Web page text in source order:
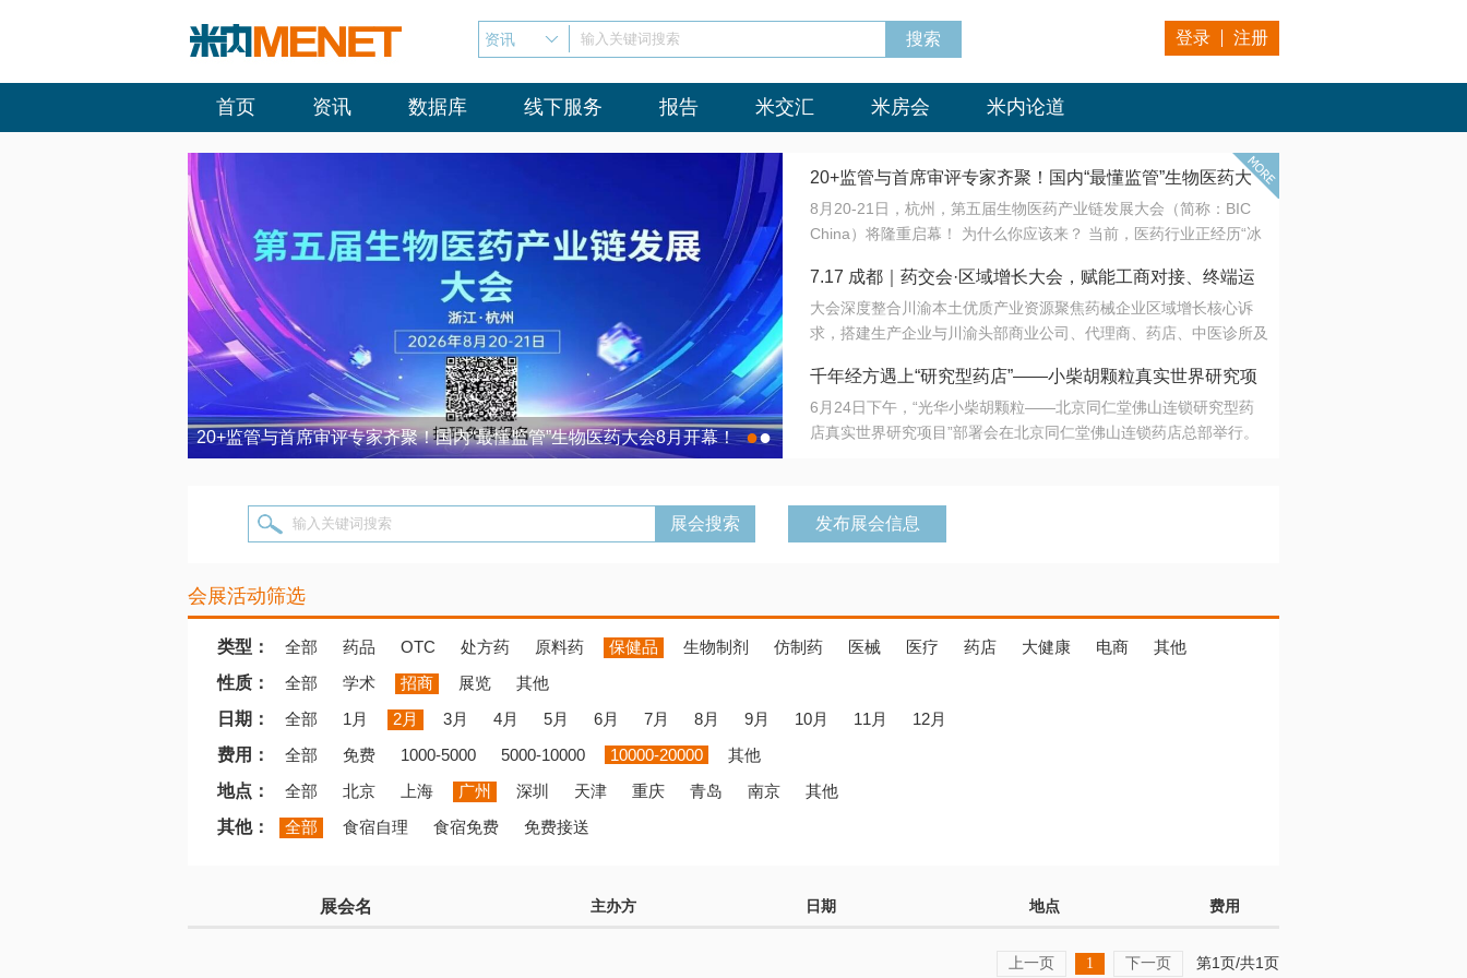
资讯 输入关键词搜索 登录 注册
首页 资讯 数据库 线下服务 报告 米交汇 米房会 米内论道
20+监管与首席审评专家齐聚！国内“最懂监管”生物医药大会8月开幕！ 7.17 成都｜药交会·区域增长大会，赋能工商对接、终端运营
●●
20+监管与首席审评专家齐聚！国内“最懂监管”生物医药大
会8月开幕！
8月20-21日，杭州，第五届生物医药产业链发展大会（简称：BIC
China）将隆重启幕！ 为什么你应该来？ 当前，医药行业正经历“冰
法正重新定义研发效率；另一端是创新药“最后一公里”的支付与入院
难题，呼唤更成熟的产业生态。 同质化“内卷”已无出路，全产业链协
同与出海能力建设才是破局关键。 本届大会以 “重构生态，定义未
算力突围；从中药创新、复杂药物制剂、CGT、多肽与小核酸的技
术攻坚，到CDMO的柔性智造。 我们致力于打破壁垒，让“实验
室”与“生产线”、“研发端”与“支付端”深度对话，更让监管、产业、资
7.17 成都｜药交会·区域增长大会，赋能工商对接、终端运
营
大会深度整合川渝本土优质产业资源聚焦药械企业区域增长核心诉
求，搭建生产企业与川渝头部商业公司、代理商、药店、中医诊所及
域增量份额夯实西南市场战略布局
千年经方遇上“研究型药店”——小柴胡颗粒真实世界研究项
目在北京同仁堂佛山连锁启动
6月24日下午，“光华小柴胡颗粒——北京同仁堂佛山连锁研究型药
店真实世界研究项目”部署会在北京同仁堂佛山连锁药店总部举行。
输入关键词搜索 发布展会信息
会展活动筛选
类型： 全部 药品 OTC 处方药 原料药 保健品 生物制剂 仿制药 医械 医疗 药店 大健康 电商
其他
性质：
全部 学术 招商 展览
其他
日期：
全部 1月 2月 3月 4月 5月 6月 7月 8月 9月 10月 11月
12月
费用：
全部 免费 1000-5000 5000-10000 10000-20000
其他
地点：
全部 北京 上海 广州 深圳 天津 重庆 青岛 南京
其他
其他：
全部 食宿自理 食宿免费 免费接送
展会名 主办方 日期 地点 费用
上一页 1 下一页 第1页/共1页